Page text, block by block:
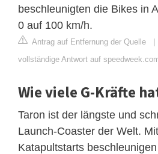
beschleunigten die Bikes in
0 auf 100 km/h.
Antrag auf Entfernung der Quelle |
vollständige Antwort auf
Wie viele G-Kräfte
Taron ist der längste und
Launch-Coaster der Welt.
Katapultstarts